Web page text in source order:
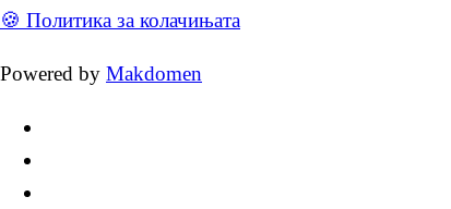
🍪 Политика за колачињата
Powered by Makdomen